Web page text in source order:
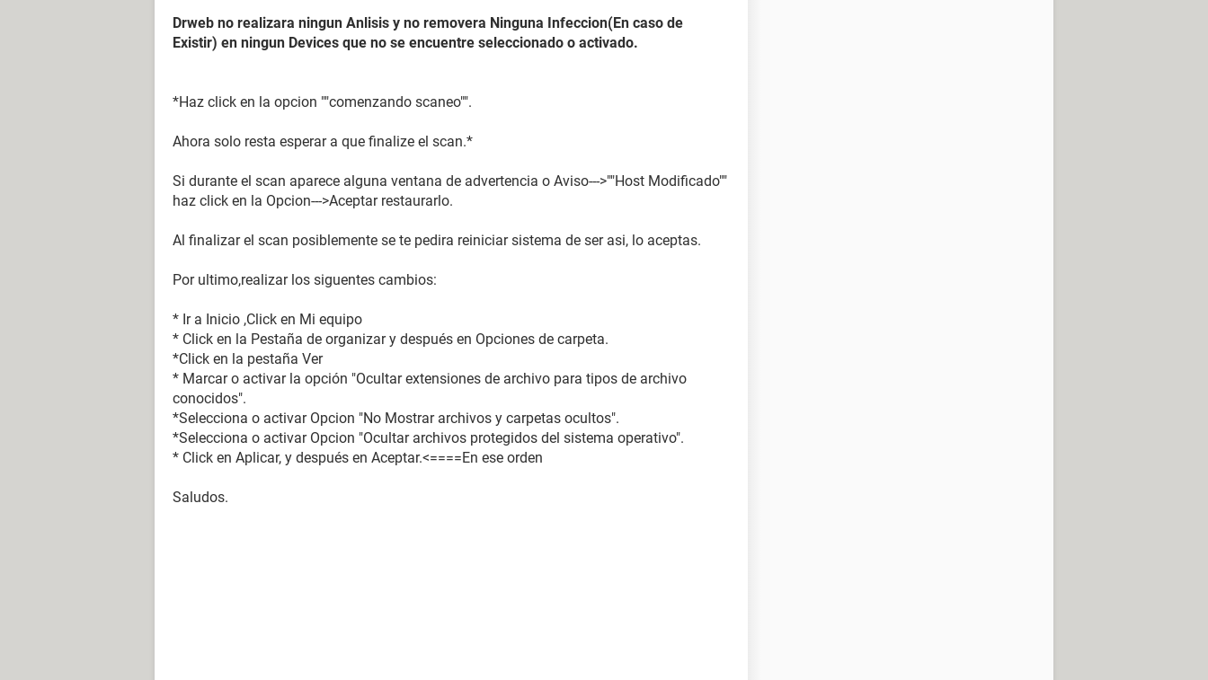
Drweb no realizara ningun Anlisis y no removera Ninguna Infeccion(En caso de
Existir) en ningun Devices que no se encuentre seleccionado o activado.
*Haz click en la opcion ""comenzando scaneo"".
Ahora solo resta esperar a que finalize el scan.*
Si durante el scan aparece alguna ventana de advertencia o Aviso--->""Host Modificado""
haz click en la Opcion--->Aceptar restaurarlo.
Al finalizar el scan posiblemente se te pedira reiniciar sistema de ser asi, lo aceptas.
Por ultimo,realizar los siguentes cambios:
* Ir a Inicio ,Click en Mi equipo
* Click en la Pestaña de organizar y después en Opciones de carpeta.
*Click en la pestaña Ver
* Marcar o activar la opción "Ocultar extensiones de archivo para tipos de archivo
conocidos".
*Selecciona o activar Opcion "No Mostrar archivos y carpetas ocultos".
*Selecciona o activar Opcion "Ocultar archivos protegidos del sistema operativo".
* Click en Aplicar, y después en Aceptar.<====En ese orden
Saludos.